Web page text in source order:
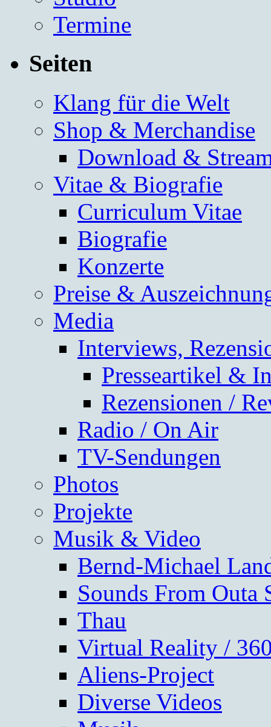
Termine
Seiten
Klang für die Welt
Shop & Merchandise
Download &
Vitae & Biografie
Curriculum Vitae
Biografie
Konzerte
Preise &
Media
Interviews,
Presseartikel &
Rezensionen /
Radio / On Air
TV-Sendungen
Photos
Projekte
Musik & Video
Bernd-Michael
Sounds From Outa
Thau
Virtual Reality /
Aliens-Project
Diverse Videos